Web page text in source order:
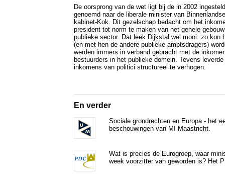
De oorsprong van de wet ligt bij de in 2002
genoemd naar de liberale minister van
kabinet-Kok. Dit gezelschap bedacht om het
president tot norm te maken van het gehele
publieke sector. Dat leek Dijkstal wel mooi: zo kon
(en met hen de andere publieke ambtsdragers)
werden immers in verband gebracht met de
bestuurders in het publieke domein. Tevens
inkomens van politici structureel te verhogen.
En verder
Sociale grondrechten en Europa - het
beschouwingen van MI Maastricht.
Wat is precies de Eurogroep, waar
week voorzitter van geworden is? Het